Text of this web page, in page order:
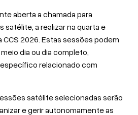
aberta a chamada para
a realizar na quarta e
2026. Estas sessões podem
dia ou dia completo,
relacionado com
satélite selecionadas serão
e gerir autonomamente as